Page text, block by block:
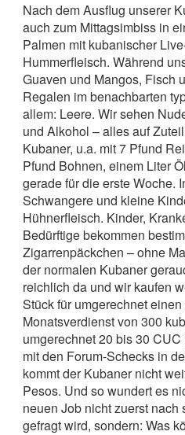
Nach dem Ausflug unserer
auch zum Mittagsimbiss in
Palmen mit kubanischer
Hummerfleisch. Während
Guaven und Mangos, Fisch
Regalen im benachbarten
allem: Leere. Wir sehen
und Alkohol – alles auf
Kubaner, u.a. mit 7 Pfund
Pfund Bohnen, einem Liter
gerade für die erste Woche.
Schwangere und kleine
Hühnerfleisch. Kinder,
Bedürftige bekommen
Zigarrenpäckchen – ohne
der normalen Kubaner
reichlich da und wir kaufen
Stück für umgerechnet
Monatsverdienst von 300
umgerechnet 20 bis 30
mit den Forum-Schecks in
kommt der Kubaner nicht
Pesos. Und so wundert es
neuen Job nicht zuerst
gefragt wird, sondern: Was